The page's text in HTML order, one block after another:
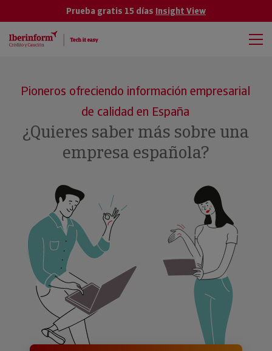
Prueba gratis 15 días Insight View
Pioneros ofreciendo información empresarial
de calidad en España
¿Quieres saber más sobre una
empresa española?